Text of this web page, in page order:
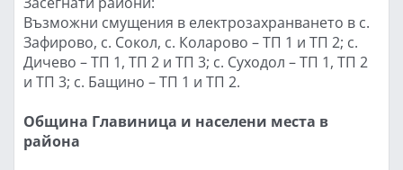
Възможни смущения в електрозахранването в с.
Зафирово, с. Сокол, с. Коларово – ТП 1 и ТП 2; с.
Дичево – ТП 1, ТП 2 и ТП 3; с. Суходол – ТП 1, ТП 2
и ТП 3; с. Бащино – ТП 1 и ТП 2.
Община Главиница и населени места в
района